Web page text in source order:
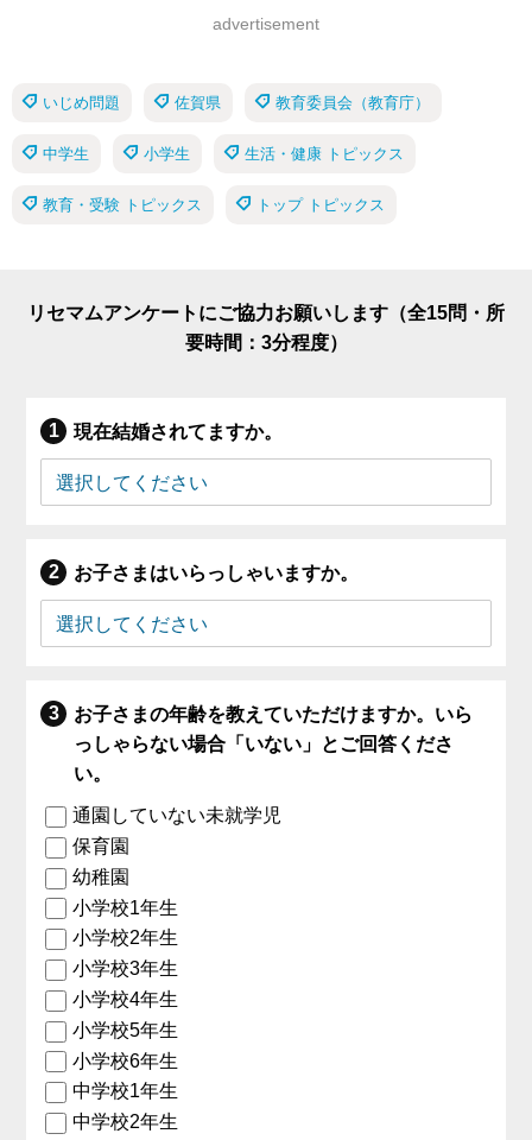
advertisement
いじめ問題 佐賀県 教育委員会（教育庁）
中学生 小学生 生活・健康 トピックス
教育・受験 トピックス トップ トピックス
リセマムアンケートにご協力お願いします（全15問・所
要時間：3分程度）
現在結婚されてますか。
お子さまはいらっしゃいますか。
お子さまの年齢を教えていただけますか。いら
っしゃらない場合「いない」とご回答くださ
い。
通園していない未就学児
保育園
幼稚園
小学校1年生
小学校2年生
小学校3年生
小学校4年生
小学校5年生
小学校6年生
中学校1年生
中学校2年生